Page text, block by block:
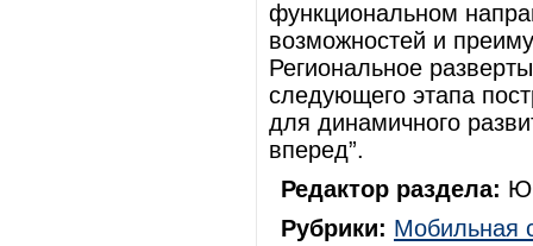
функциональном
возможностей и
Региональное
следующего этапа
для динамичного
вперед”.
Редактор раздела:
Рубрики: Мобильная